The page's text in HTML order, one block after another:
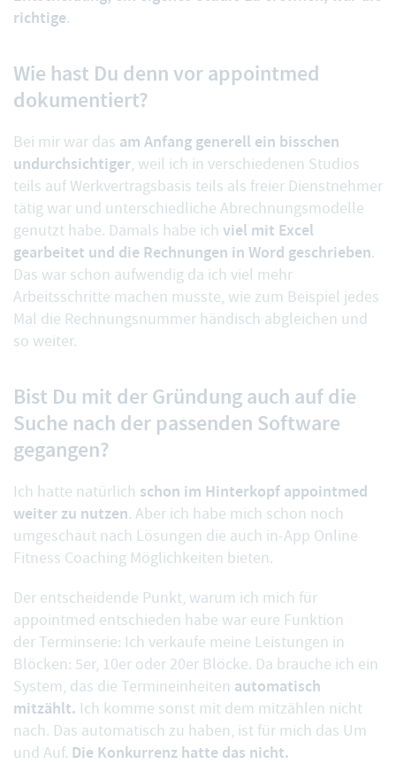
richtige.
Wie hast Du denn vor appointmed
dokumentiert?
Bei mir war das am Anfang generell ein bisschen
undurchsichtiger, weil ich in verschiedenen Studios
teils auf Werkvertragsbasis teils als freier Dienstnehmer
tätig war und unterschiedliche Abrechnungsmodelle
genutzt habe. Damals habe ich viel mit Excel
gearbeitet und die Rechnungen in Word geschrieben.
Das war schon aufwendig da ich viel mehr
Arbeitsschritte machen musste, wie zum Beispiel jedes
Mal die Rechnungsnummer händisch abgleichen und
so weiter.
Bist Du mit der Gründung auch auf die
Suche nach der passenden Software
gegangen?
Ich hatte natürlich schon im Hinterkopf appointmed
weiter zu nutzen. Aber ich habe mich schon noch
umgeschaut nach Lösungen die auch in-App Online
Fitness Coaching Möglichkeiten bieten.
Der entscheidende Punkt, warum ich mich für
appointmed entschieden habe war eure Funktion
der Terminserie: Ich verkaufe meine Leistungen in
Blöcken: 5er, 10er oder 20er Blöcke. Da brauche ich ein
System, das die Termineinheiten automatisch
mitzählt. Ich komme sonst mit dem mitzählen nicht
nach. Das automatisch zu haben, ist für mich das Um
und Auf. Die Konkurrenz hatte das nicht.